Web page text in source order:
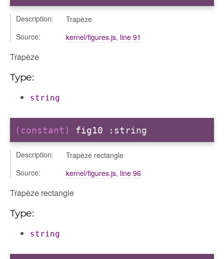
Description:
Trapèze
Source:
kernel/figures.js, line 91
Trapèze
Type:
string
(constant) fig10 :string
Description:
Trapèze rectangle
Source:
kernel/figures.js, line 96
Trapèze rectangle
Type:
string